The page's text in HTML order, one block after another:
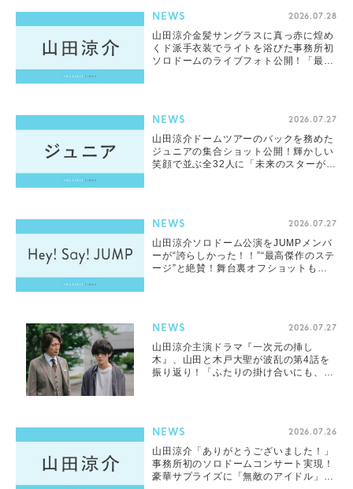
NEWS 2026.07.28
山田涼介金髪サングラスに真っ赤に煌め
くド派手衣装でライトを浴びた事務所初
ソロドームのライブフォト公開！「最高
NEWS 2026.07.27
山田涼介ドームツアーのバックを務めた
ジュニアの集合ショット公開！輝かしい
笑顔で並ぶ全32人に「未来のスターが集
NEWS 2026.07.27
山田涼介ソロドーム公演をJUMPメンバ
ーが“誇らしかった！！”“最高傑作のステ
ージ”と絶賛！舞台裏オフショットも
NEWS 2026.07.27
山田涼介主演ドラマ『一次元の挿し
木』、山田と木戸大聖が波乱の第4話を
振り返り！「ふたりの掛け合いにも、今
NEWS 2026.07.26
山田涼介「ありがとうございました！」
事務所初のソロドームコンサート実現！
豪華サプライズに「無敵のアイドル」